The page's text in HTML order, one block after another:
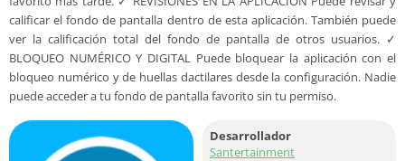
calificar el fondo de pantalla dentro de esta aplicación. También puede
ver la calificación total del fondo de pantalla de otros usuarios. ✓
BLOQUEO NUMÉRICO Y DIGITAL Puede bloquear la aplicación con el
bloqueo numérico y de huellas dactilares desde la configuración. Nadie
puede acceder a tu fondo de pantalla favorito sin tu permiso.
Desarrollador
Santertainment